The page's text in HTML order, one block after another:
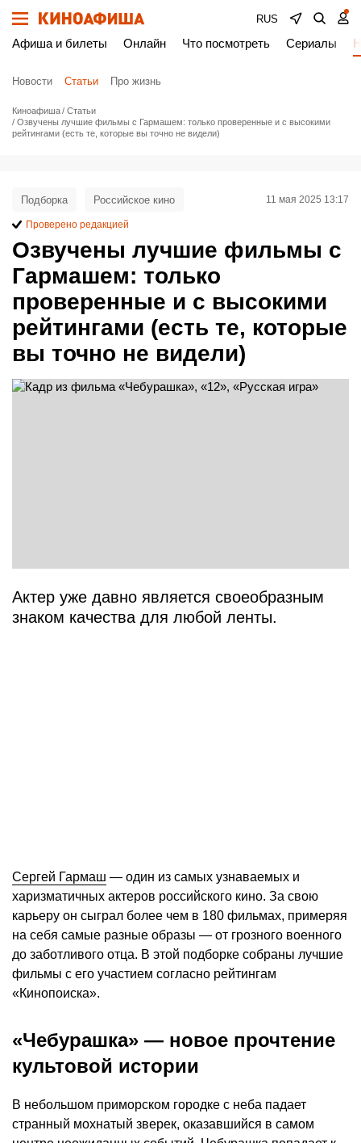
RUS
Афиша и билеты Онлайн Что посмотреть Сериалы
Новости Статьи Про жизнь
Киноафиша
Статьи
Озвучены лучшие фильмы с Гармашем: только проверенные и с высокими
рейтингами (есть те, которые вы точно не видели)
Озвучены лучшие фильмы с
Гармашем: только
проверенные и с высокими
рейтингами (есть те, которые
вы точно не видели)
Подборка Российское кино 11 мая 2025 13:17
Проверено редакцией
Актер уже давно является своеобразным
знаком качества для любой ленты.
Сергей Гармаш — один из самых узнаваемых и
харизматичных актеров российского кино. За свою
карьеру он сыграл более чем в 180 фильмах, примеряя
на себя самые разные образы — от грозного военного
до заботливого отца. В этой подборке собраны лучшие
фильмы с его участием согласно рейтингам
«Кинопоиска».
«Чебурашка» — новое прочтение
культовой истории
В небольшом приморском городке с неба падает
странный мохнатый зверек, оказавшийся в самом